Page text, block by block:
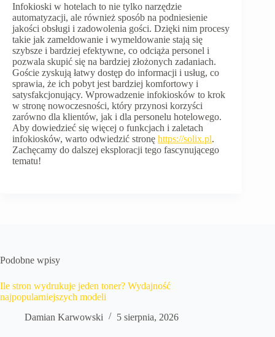
Infokioski w hotelach to nie tylko narzędzie
automatyzacji, ale również sposób na podniesienie
jakości obsługi i zadowolenia gości. Dzięki nim procesy
takie jak zameldowanie i wymeldowanie stają się
szybsze i bardziej efektywne, co odciąża personel i
pozwala skupić się na bardziej złożonych zadaniach.
Goście zyskują łatwy dostęp do informacji i usług, co
sprawia, że ich pobyt jest bardziej komfortowy i
satysfakcjonujący. Wprowadzenie infokiosków to krok
w stronę nowoczesności, który przynosi korzyści
zarówno dla klientów, jak i dla personelu hotelowego.
Aby dowiedzieć się więcej o funkcjach i zaletach
infokiosków, warto odwiedzić stronę https://solix.pl.
Zachęcamy do dalszej eksploracji tego fascynującego
tematu!
Podobne wpisy
Ile stron wydrukuje jeden toner? Wydajność
najpopularniejszych modeli
Damian Karwowski
5 sierpnia, 2026